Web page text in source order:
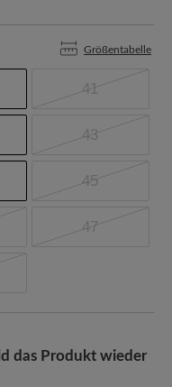
Größentabelle
41
43
45
47
das Produkt wieder